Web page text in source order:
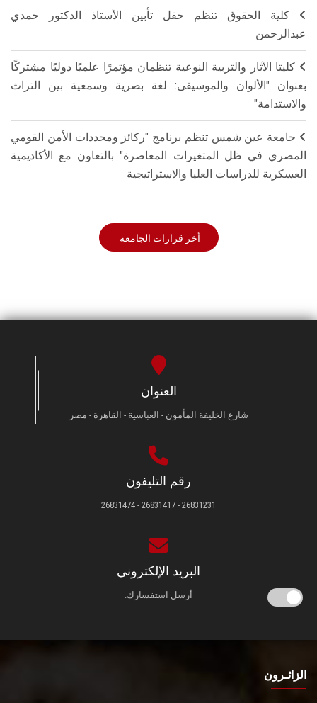
كلية الحقوق تنظم حفل تأبين الأستاذ الدكتور حمدي
عبدالرحمن
كليتا الآثار والتربية النوعية تنظمان مؤتمرًا علميًا دوليًا مشتركًا
بعنوان "الألوان والموسيقى: لغة بصرية وسمعية بين التراث
والاستدامة"
جامعة عين شمس تنظم برنامج "ركائز ومحددات الأمن القومي
المصري في ظل المتغيرات المعاصرة" بالتعاون مع الأكاديمية
العسكرية للدراسات العليا والاستراتيجية
أخر قرارات الجامعة
العنوان
شارع الخليفة المأمون - العباسية - القاهرة - مصر
رقم التليفون
26831231 - 26831417 - 26831474
البريد الإلكتروني
أرسل استفسارك.
الزائـرون